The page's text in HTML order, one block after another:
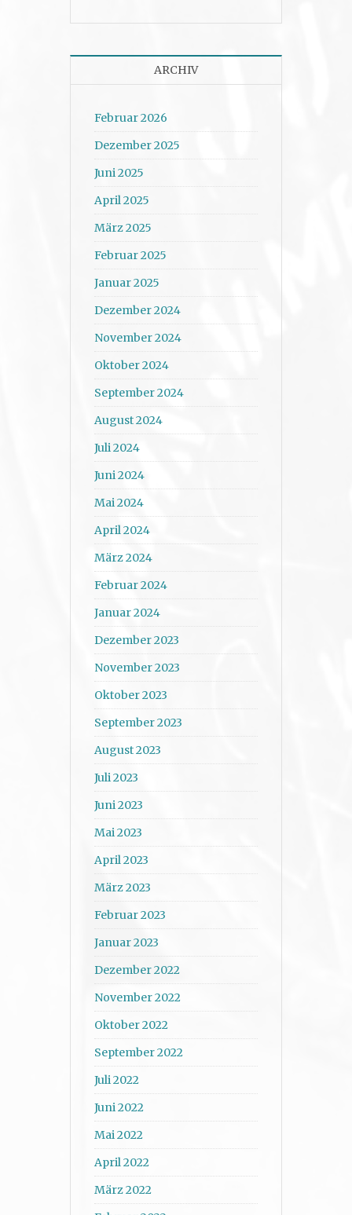
ARCHIV
Februar 2026
Dezember 2025
Juni 2025
April 2025
März 2025
Februar 2025
Januar 2025
Dezember 2024
November 2024
Oktober 2024
September 2024
August 2024
Juli 2024
Juni 2024
Mai 2024
April 2024
März 2024
Februar 2024
Januar 2024
Dezember 2023
November 2023
Oktober 2023
September 2023
August 2023
Juli 2023
Juni 2023
Mai 2023
April 2023
März 2023
Februar 2023
Januar 2023
Dezember 2022
November 2022
Oktober 2022
September 2022
Juli 2022
Juni 2022
Mai 2022
April 2022
März 2022